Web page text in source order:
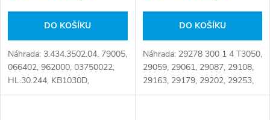
u
k
o
d
u
k
DO KOŠÍKU
Náhrada: 3.434.3502.04, 79005,
066402, 962000, 03750022,
HL.30.244, KB1030D,
03434350203, 03434350204,
DO KOŠÍKU
Náhrada: 29278 300 1 4 T3050,
29059, 29061, 29087, 29108,
29163, 29179, 29202, 29253,
29278, 017251, 185608,